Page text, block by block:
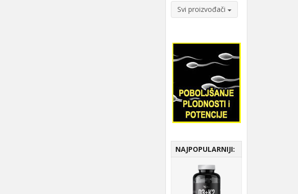
Svi proizvođači
NAJPOPULARNIJI: